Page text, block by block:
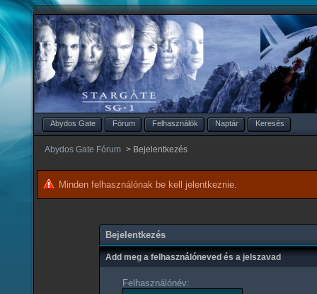
Abydos Gate Fórum Felhasználók Naptár Keresés
Abydos Gate Fórum > Bejelentkezés
Minden felhasználónak be kell jelentkeznie.
Bejelentkezés
Add meg a felhasználóneved és a jelszavad
Felhasználónév: